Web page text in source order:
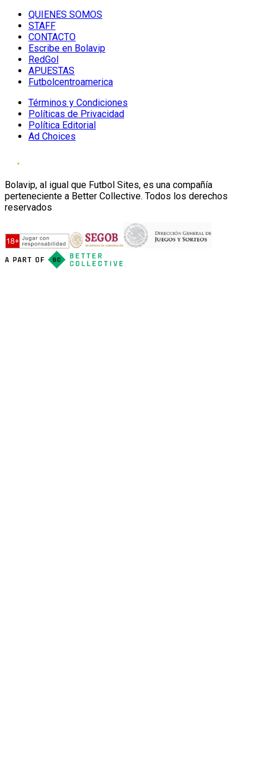
QUIENES SOMOS
STAFF
CONTACTO
Escribe en Bolavip
RedGol
APUESTAS
Futbolcentroamerica
Términos y Condiciones
Políticas de Privacidad
Política Editorial
Ad Choices
Bolavip, al igual que Futbol Sites, es una compañía
perteneciente a Better Collective. Todos los derechos
reservados